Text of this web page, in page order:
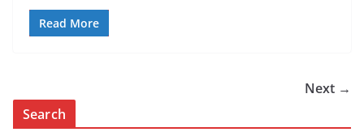
Read More
Next →
Search